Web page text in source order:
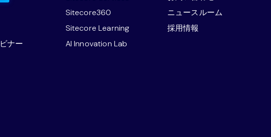
ナー
Sitecore360
Sitecore Learning
AI Innovation Lab
ニュースルーム
採用情報